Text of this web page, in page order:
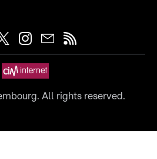
All rights reserved.